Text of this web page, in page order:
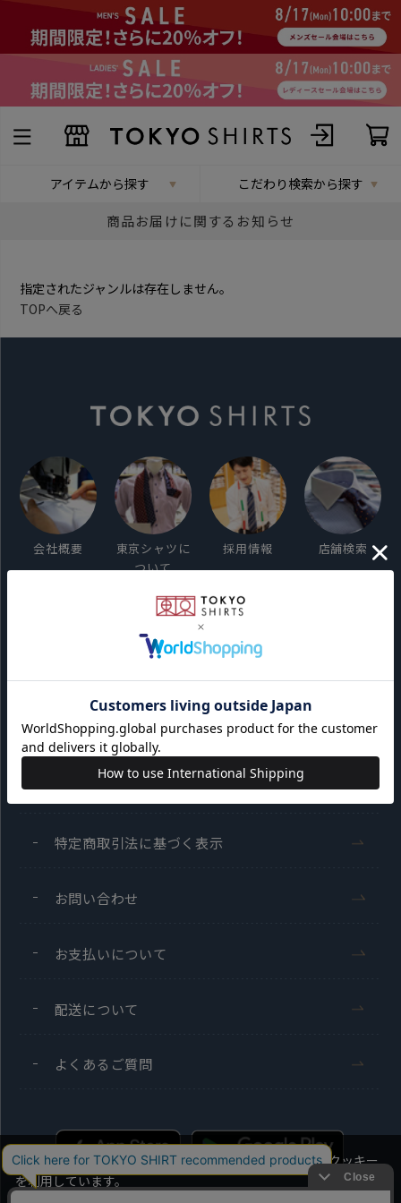
アイテムから探す こだわり検索から探す
商品お届けに関するお知らせ
指定されたジャンルは存在しません。
TOPへ戻る
会社概要
東京シャツに
ついて
採用情報 店舗検索
サイト利用規約
会員利用規約
プライバシーポリシー
特定商取引法に基づく表示
お問い合わせ
お支払いについて
配送について
よくあるご質問
当社のウェブサイトでは、お客様の利便性向上のためにクッキー
を利用しています。